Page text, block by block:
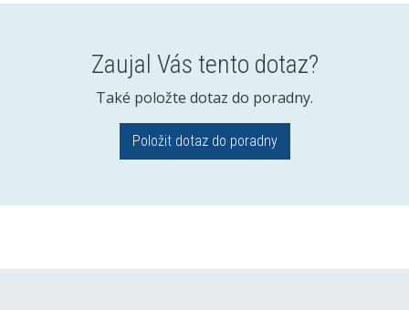
Zaujal Vás tento dotaz?
Také položte dotaz do poradny.
Položit dotaz do poradny